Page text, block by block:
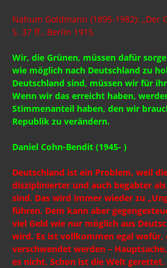
Nahum Goldmann (1895-1982): „Der
S. 37 ff., Berlin 1915
Wir, die Grünen, müssen dafür
wie möglich nach Deutschland zu
Deutschland sind, müssen wir für
Wenn wir das erreicht haben,
Stimmenanteil haben, den wir
Republik zu verändern.
Daniel Cohn-Bendit (1945- )
Deutschland ist ein Problem, weil
disziplinierter und auch begabter
sind. Das wird immer wieder zu
führen. Dem kann aber
viel Geld wie nur möglich aus
wird. Es ist vollkommen egal wofür,
verschwendet werden –
es nicht. Schon ist die Welt gerettet.